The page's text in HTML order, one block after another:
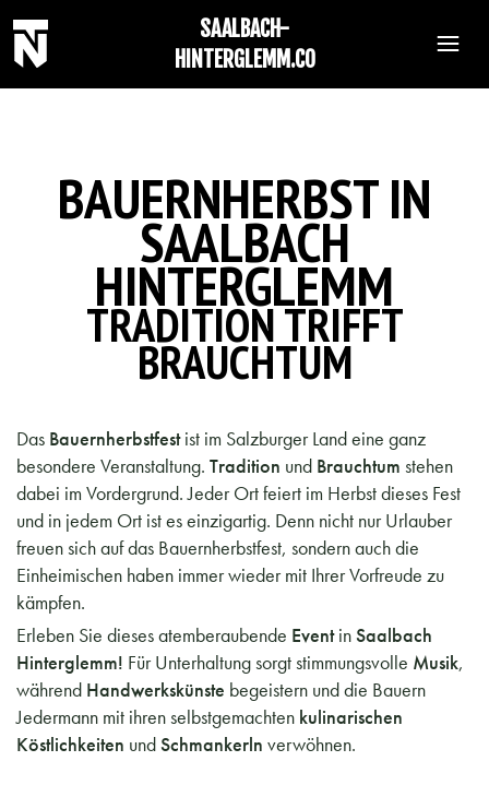
SAALBACH-
HINTERGLEMM.CO
BAUERNHERBST IN
SAALBACH
HINTERGLEMM
TRADITION TRIFFT
BRAUCHTUM
Das Bauernherbstfestist im Salzburger Land eine ganz
besondere Veranstaltung. Tradition und Brauchtum stehen
dabei im Vordergrund. Jeder Ort feiert im Herbst dieses Fest
und in jedem Ort ist es einzigartig. Denn nicht nur Urlauber
freuen sich auf das Bauernherbstfest, sondern auch die
Einheimischen haben immer wieder mit Ihrer Vorfreude zu
kämpfen.
Erleben Sie dieses atemberaubende EventinSaalbach
Hinterglemm! Für Unterhaltung sorgt stimmungsvolle Musik,
während Handwerkskünste begeistern und die Bauern
Jedermann mit ihren selbstgemachten kulinarischen
Köstlichkeiten undSchmankerln verwöhnen.